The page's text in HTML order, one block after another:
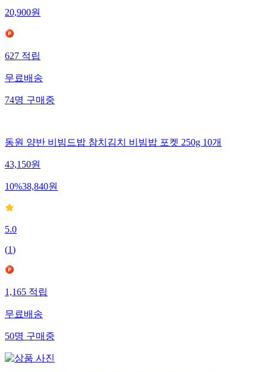
20,900원
627적립
무료배송
74명구매중
동원 양반 비빔드밥 참치김치 비빔밥 포켓 250g 10개
43,150원
10%38,840원
5.0
(1)
1,165적립
무료배송
50명구매중